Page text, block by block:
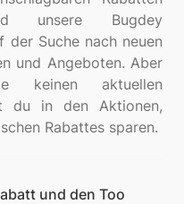
unsere Bugdey
der Suche nach neuen
und Angeboten. Aber
keinen aktuellen
du in den Aktionen,
und den Too